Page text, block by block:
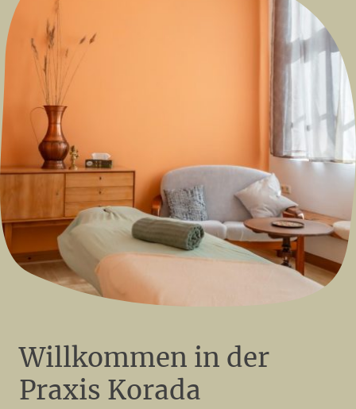
Willkommen in der
Praxis Korada